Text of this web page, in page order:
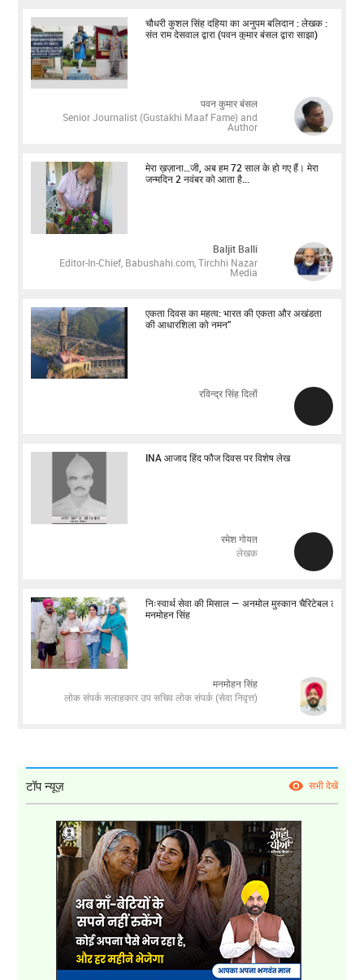
चौधरी कुशल सिंह दहिया का अनुपम बलिदान : लेखक :
संत राम देसवाल द्वारा (पवन कुमार बंसल द्वारा साझा)
पवन कुमार बंसल
Senior Journalist (Gustakhi Maaf Fame) and
Author
मेरा ख़ज़ाना…जी, अब हम 72 साल के हो गए हैं। मेरा
जन्मदिन 2 नवंबर को आता है...
Baljit Balli
Editor-In-Chief, Babushahi.com, Tirchhi Nazar
Media
एकता दिवस का महत्व: भारत की एकता और अखंडता
की आधारशिला को नमन”
रविन्द्र सिंह दिलों
INA आजाद हिंद फौज दिवस पर विशेष लेख
रमेश गोयत
लेखक
निःस्वार्थ सेवा की मिसाल — अनमोल मुस्कान चैरिटेबल ट्रस्ट:
मनमोहन सिंह
मनमोहन सिंह
लोक संपर्क सलाहकार उप सचिव लोक संपर्क (सेवा निवृत्त)
टॉप न्यूज़ सभी देखें